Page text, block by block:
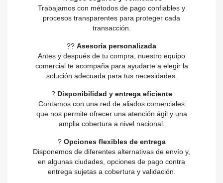
Trabajamos con métodos de pago confiables y
procesos transparentes para proteger cada
transacción.
?‍? Asesoría personalizada
Antes y después de tu compra, nuestro equipo
comercial te acompaña para ayudarte a elegir la
solución adecuada para tus necesidades.
? Disponibilidad y entrega eficiente
Contamos con una red de aliados comerciales
que nos permite ofrecer una atención ágil y una
amplia cobertura a nivel nacional.
? Opciones flexibles de entrega
Disponemos de diferentes alternativas de envío y,
en algunas ciudades, opciones de pago contra
entrega sujetas a cobertura y validación.